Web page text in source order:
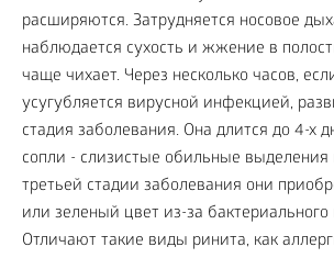
расширяются. Затрудняется носовое
наблюдается сухость и жжение в
чаще чихает. Через несколько часов,
усугубляется вирусной инфекцией,
стадия заболевания. Она длится до 4-х
сопли - слизистые обильные выделения
третьей стадии заболевания они
или зеленый цвет из-за бактериального
Отличают такие виды ринита, как